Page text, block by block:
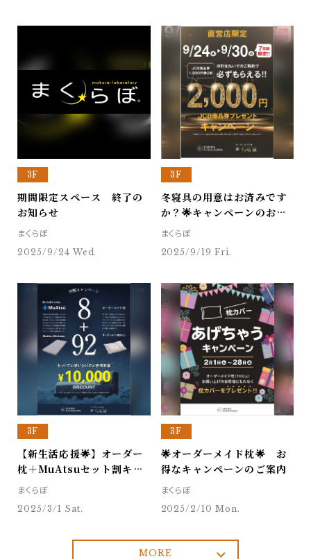
3F
期間限定スペース 終了の
お知らせ
まくらぼ
2025/9/24 Wed.
3F
冬寝具の用意はお済みです
か？🌟キャンペーンのお知
らせ🌟
まくらぼ
2025/9/19 Fri.
3F
【新生活応援🌟】オーダー
枕＋MuAtsuセット割キャ
ンペーンのご案内❕❕
まくらぼ
2025/3/1 Sat.
3F
🌟オーダーメイド枕🌟 お
得なキャンペーンのご案内
まくらぼ
2025/2/10 Mon.
MORE